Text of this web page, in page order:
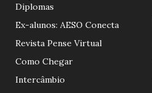
Diplomas
Ex-alunos: AESO Conecta
Revista Pense Virtual
Como Chegar
Intercâmbio